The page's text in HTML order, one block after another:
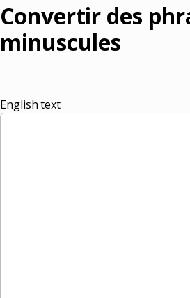
Convertir des
minuscules
English text